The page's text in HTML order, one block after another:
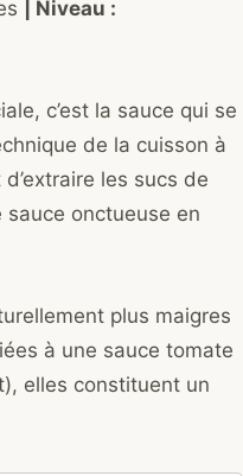
| Niveau :
c’est la sauce qui se
de la cuisson à
les sucs de
onctueuse en
plus maigres
à une sauce tomate
elles constituent un